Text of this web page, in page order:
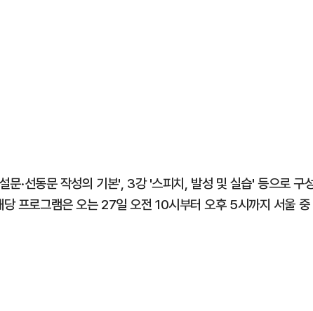
문·선동문 작성의 기본', 3강 '스피치, 발성 및 실습' 등으로 구
프로그램은 오는 27일 오전 10시부터 오후 5시까지 서울 중